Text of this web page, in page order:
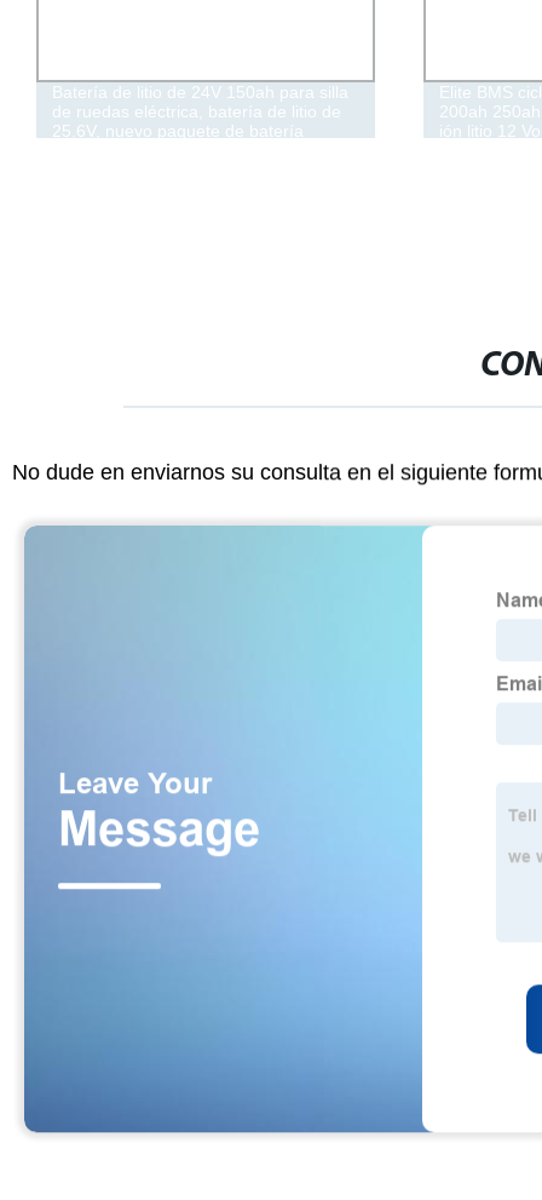
Batería de litio de 24V 150ah para silla
de ruedas eléctrica, batería de litio de
25.6V, nuevo paquete de batería
Elite BMS
200ah
ión litio 12
No dude en enviarnos su consulta en el siguiente